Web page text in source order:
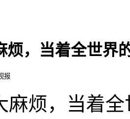
烦，当着全世界
报
麻烦，当着